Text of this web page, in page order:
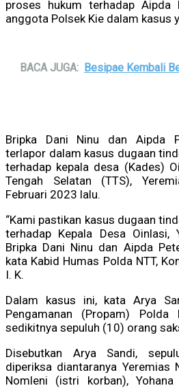
proses hukum terhadap Aipda
anggota Polsek Kie dalam kasus
BACA JUGA: Besipae Kembali
Bripka Dani Ninu dan Aipda
terlapor dalam kasus dugaan
terhadap kepala desa (Kades)
Tengah Selatan (TTS),
Februari 2023 lalu.
“Kami pastikan kasus dugaan
terhadap Kepala Desa Oinlasi,
Bripka Dani Ninu dan Aipda
kata Kabid Humas Polda NTT,
I. K.
Dalam kasus ini, kata Arya
Pengamanan (Propam)
sedikitnya sepuluh (10) orang
Disebutkan Arya Sandi,
diperiksa diantaranya Yeremias
Nomleni (istri korban),